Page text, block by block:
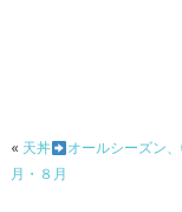
« 天丼
オールシーズン
月・８月